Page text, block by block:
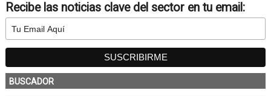
Recibe las noticias clave del sector en tu email:
BUSCADOR